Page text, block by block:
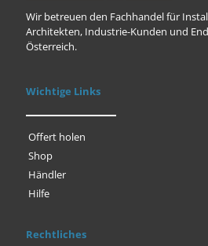
Wir betreuen den Fachhandel für
Architekten, Industrie-Kunden und
Österreich.
Wichtige Links
Offert holen
Shop
Händler
Hilfe
Rechtliches